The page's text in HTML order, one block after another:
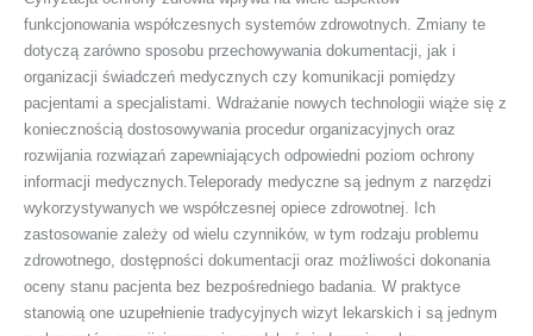
funkcjonowania współczesnych systemów zdrowotnych. Zmiany te
dotyczą zarówno sposobu przechowywania dokumentacji, jak i
organizacji świadczeń medycznych czy komunikacji pomiędzy
pacjentami a specjalistami. Wdrażanie nowych technologii wiąże się z
koniecznością dostosowywania procedur organizacyjnych oraz
rozwijania rozwiązań zapewniających odpowiedni poziom ochrony
informacji medycznych.Teleporady medyczne są jednym z narzędzi
wykorzystywanych we współczesnej opiece zdrowotnej. Ich
zastosowanie zależy od wielu czynników, w tym rodzaju problemu
zdrowotnego, dostępności dokumentacji oraz możliwości dokonania
oceny stanu pacjenta bez bezpośredniego badania. W praktyce
stanowią one uzupełnienie tradycyjnych wizyt lekarskich i są jednym